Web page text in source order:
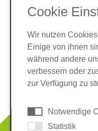
SOCIAL MEDIA
© 2026 REGUPOL
Cookie
Wir nutzen
Einige von ihnen
während andere
verbessern oder
zur Verfügung zu
Notwendige
Statistik